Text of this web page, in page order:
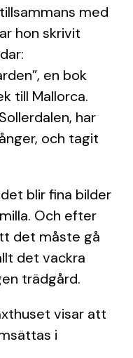
med
hon skrivit
en bok
till Mallorca.
har
och tagit
blir fina bilder
Och efter
det måste gå
det vackra
trädgård.
visar att
i